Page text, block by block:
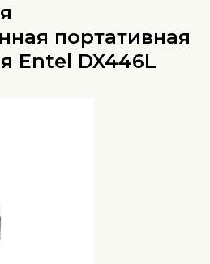
портативная
Entel DX446L